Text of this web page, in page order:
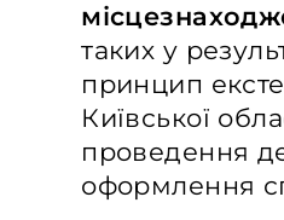
таких у
принцип
Київської
проведення
оформлення